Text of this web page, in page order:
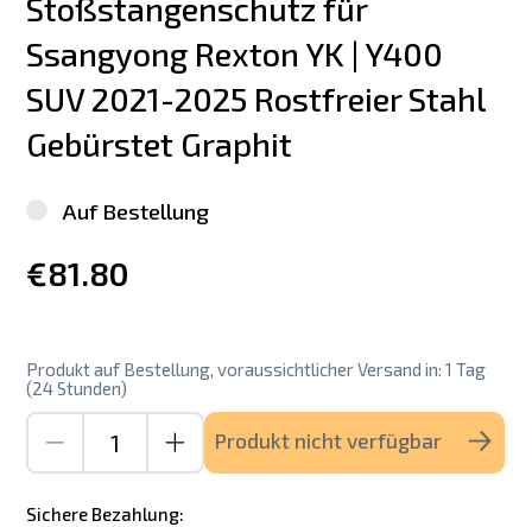
Stoßstangenschutz für
Ssangyong Rexton YK | Y400
SUV 2021-2025 Rostfreier Stahl
Gebürstet Graphit
Auf Bestellung
€81.80
Produkt auf Bestellung, voraussichtlicher Versand in: 1 Tag
(24 Stunden)
Produkt nicht verfügbar
Sichere Bezahlung: